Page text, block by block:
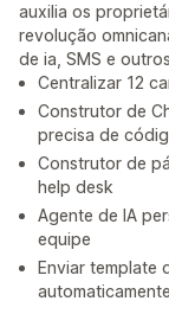
auxilia os
revolução
de ia, SMS e
Centralizar 12
Construtor de
precisa de
Construtor de
help desk
Agente de IA
equipe
Enviar template